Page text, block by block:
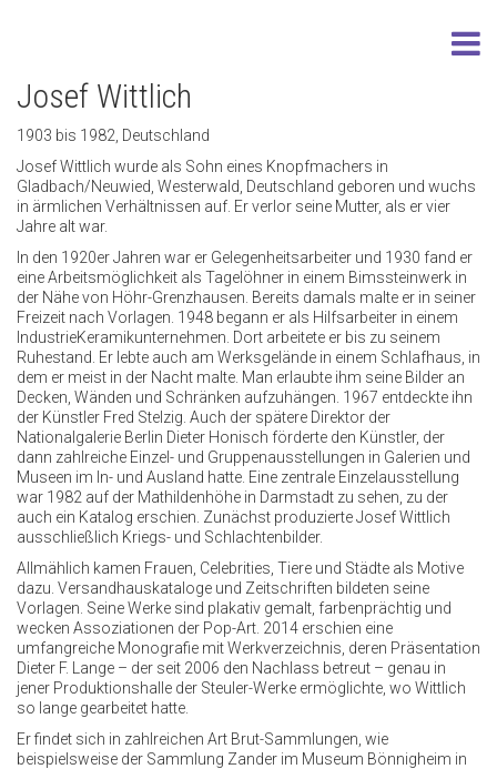
Josef Wittlich
1903 bis 1982, Deutschland
Josef Wittlich wurde als Sohn eines Knopfmachers in
Gladbach/Neuwied, Westerwald, Deutschland geboren und wuchs
in ärmlichen Verhältnissen auf. Er verlor seine Mutter, als er vier
Jahre alt war.
In den 1920er Jahren war er Gelegenheitsarbeiter und 1930 fand er
eine Arbeitsmöglichkeit als Tagelöhner in einem Bimssteinwerk in
der Nähe von Höhr-Grenzhausen. Bereits damals malte er in seiner
Freizeit nach Vorlagen. 1948 begann er als Hilfsarbeiter in einem
IndustrieKeramikunternehmen. Dort arbeitete er bis zu seinem
Ruhestand. Er lebte auch am Werksgelände in einem Schlafhaus, in
dem er meist in der Nacht malte. Man erlaubte ihm seine Bilder an
Decken, Wänden und Schränken aufzuhängen. 1967 entdeckte ihn
der Künstler Fred Stelzig. Auch der spätere Direktor der
Nationalgalerie Berlin Dieter Honisch förderte den Künstler, der
dann zahlreiche Einzel- und Gruppenausstellungen in Galerien und
Museen im In- und Ausland hatte. Eine zentrale Einzelausstellung
war 1982 auf der Mathildenhöhe in Darmstadt zu sehen, zu der
auch ein Katalog erschien. Zunächst produzierte Josef Wittlich
ausschließlich Kriegs- und Schlachtenbilder.
Allmählich kamen Frauen, Celebrities, Tiere und Städte als Motive
dazu. Versandhauskataloge und Zeitschriften bildeten seine
Vorlagen. Seine Werke sind plakativ gemalt, farbenprächtig und
wecken Assoziationen der Pop-Art. 2014 erschien eine
umfangreiche Monografie mit Werkverzeichnis, deren Präsentation
Dieter F. Lange – der seit 2006 den Nachlass betreut – genau in
jener Produktionshalle der Steuler-Werke ermöglichte, wo Wittlich
so lange gearbeitet hatte.
Er findet sich in zahlreichen Art Brut-Sammlungen, wie
beispielsweise der Sammlung Zander im Museum Bönnigheim in